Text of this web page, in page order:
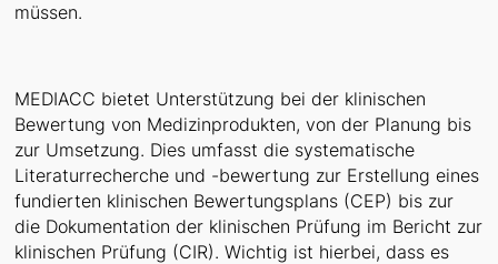
müssen.
MEDIACC bietet Unterstützung bei der klinischen
Bewertung von Medizinprodukten, von der Planung bis
zur Umsetzung. Dies umfasst die systematische
Literaturrecherche und -bewertung zur Erstellung eines
fundierten klinischen Bewertungsplans (CEP) bis zur
die Dokumentation der klinischen Prüfung im Bericht zur
klinischen Prüfung (CIR). Wichtig ist hierbei, dass es